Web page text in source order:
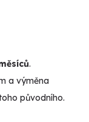
.
a výměna
původního.